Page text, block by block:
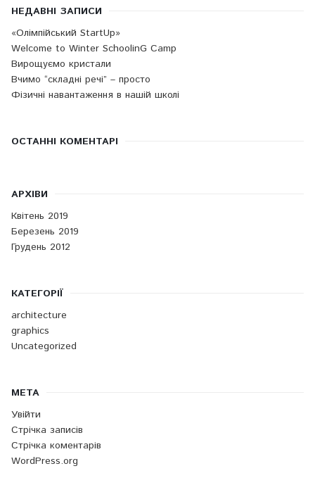
НЕДАВНІ ЗАПИСИ
«Олімпійський StartUp»
Welcome to Winter SchoolinG Camp
Вирощуємо кристали
Вчимо “складні речі” – просто
Фізичні навантаження в нашій школі
ОСТАННІ КОМЕНТАРІ
АРХІВИ
Квітень 2019
Березень 2019
Грудень 2012
КАТЕГОРІЇ
architecture
graphics
Uncategorized
МЕТА
Увійти
Стрічка записів
Стрічка коментарів
WordPress.org